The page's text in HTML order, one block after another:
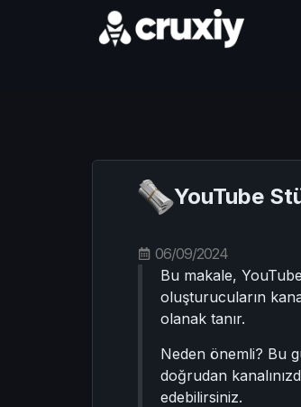
YouTube
06/09/2024
Bu makale,
oluşturucuların
olanak tanır.
Neden önemli? Bu
doğrudan
edebilirsiniz.